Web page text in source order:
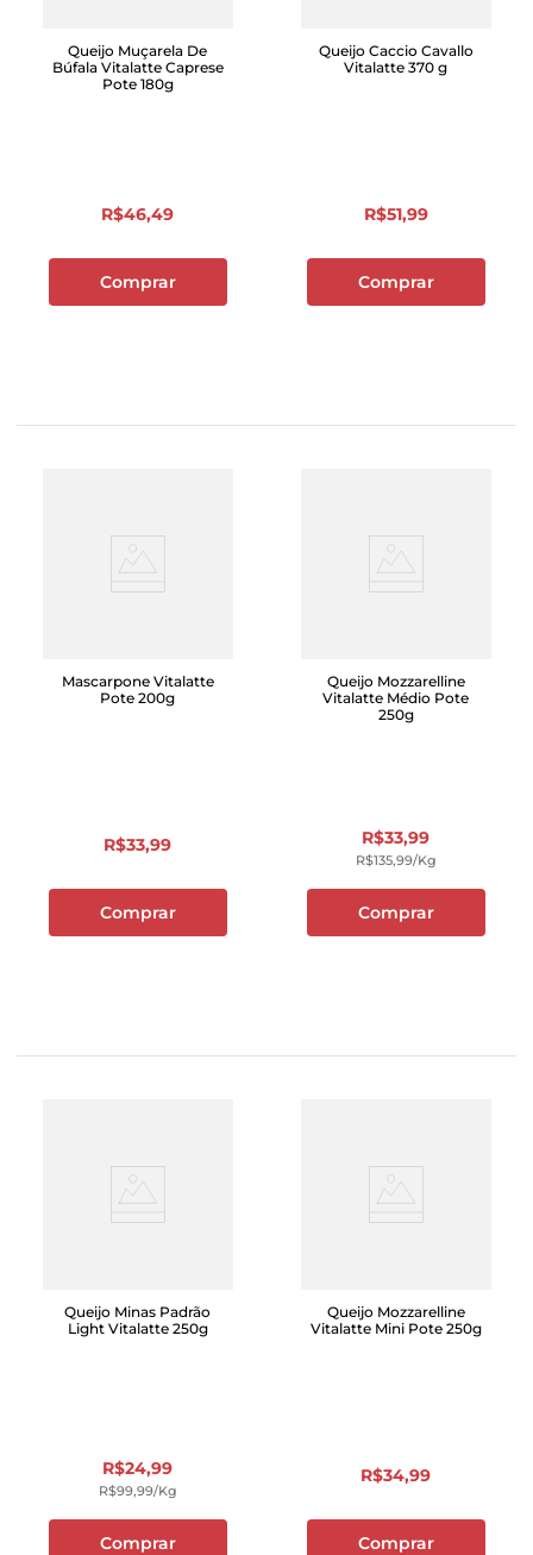
Queijo Muçarela De
Búfala Vitalatte Caprese
Pote 180g
R$46,49
Comprar
Queijo Caccio Cavallo
Vitalatte 370 g
R$51,99
Comprar
Mascarpone Vitalatte
Pote 200g
R$33,99
Comprar
Queijo Mozzarelline
Vitalatte Médio Pote
250g
R$33,99
R$135,99/kg
Comprar
Queijo Minas Padrão
Light Vitalatte 250g
R$24,99
R$99,99/kg
Comprar
Queijo Mozzarelline
Vitalatte Mini Pote 250g
R$34,99
Comprar